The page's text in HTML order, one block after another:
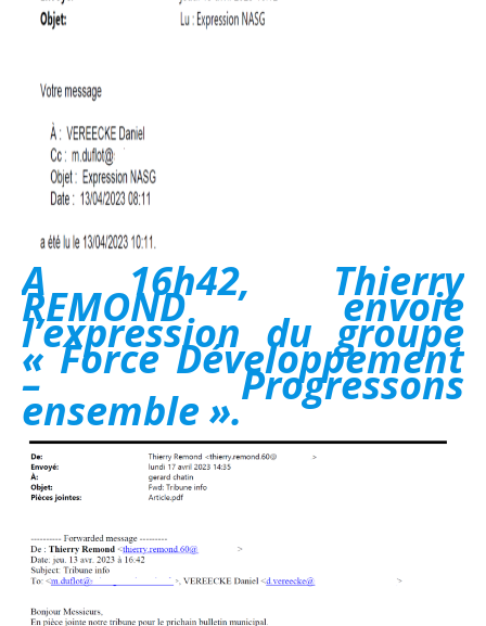
A 16h42, Thierry
REMOND envoie
l’expression du groupe
« Force Développement
– Progressons
ensemble ».